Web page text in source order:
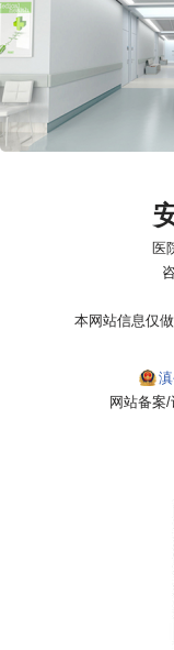
医
本网站信息仅
网站备案/